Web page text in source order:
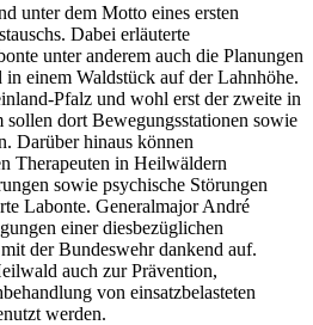
unter dem Motto eines ersten
Dabei erläuterte
unter anderem auch die Planungen
einem Waldstück auf der Lahnhöhe.
Pfalz und wohl erst der zweite in
sollen dort Bewegungsstationen sowie
Darüber hinaus können
Therapeuten in Heilwäldern
sowie psychische Störungen
Labonte. Generalmajor André
einer diesbezüglichen
der Bundeswehr dankend auf.
auch zur Prävention,
von einsatzbelasteten
werden.